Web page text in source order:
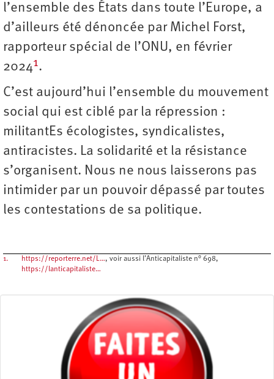
l’ensemble des États dans toute l’Europe, a
d’ailleurs été dénoncée par Michel Forst,
rapporteur spécial de l’ONU, en février
20241.
C’est aujourd’hui l’ensemble du mouvement
social qui est ciblé par la répression :
militantEs écologistes, syndicalistes,
antiracistes. La solidarité et la résistance
s’organisent. Nous ne nous laisserons pas
intimider par un pouvoir dépassé par toutes
les contestations de sa politique.
1. https://reporterre.net/L…, voir aussi l’Anticapitaliste n° 698,
https://lanticapitaliste…